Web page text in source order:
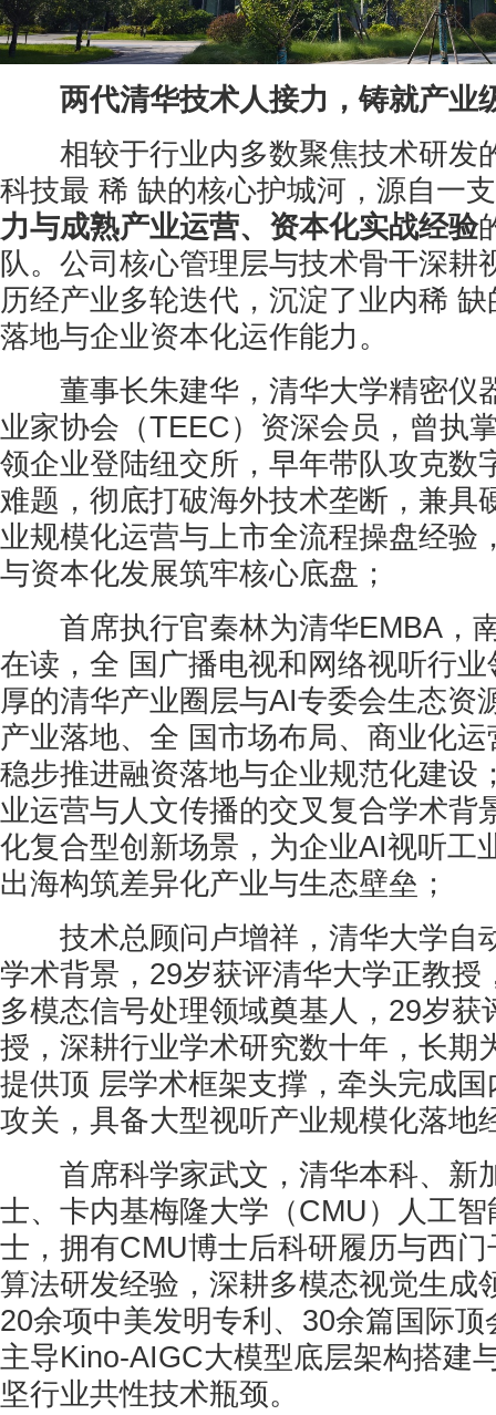
两代清华技术人接力，铸就产业
相较于行业内多数聚焦技术研发
科技最 稀 缺的核心护城河，源自一
力与成熟产业运营、资本化实战经验
队。公司核心管理层与技术骨干深耕
历经产业多轮迭代，沉淀了业内稀
落地与企业资本化运作能力。
董事长朱建华，清华大学精密仪
业家协会（TEEC）资深会员，曾执
领企业登陆纽交所，早年带队攻克数
难题，彻底打破海外技术垄断，兼具
业规模化运营与上市全流程操盘经验
与资本化发展筑牢核心底盘；
首席执行官秦林为清华EMBA，
在读，全 国广播电视和网络视听行
厚的清华产业圈层与AI专委会生态资
产业落地、全 国市场布局、商业化
稳步推进融资落地与企业规范化建设
业运营与人文传播的交叉复合学术背
化复合型创新场景，为企业AI视听工
出海构筑差异化产业与生态壁垒；
技术总顾问卢增祥，清华大学自
学术背景，29岁获评清华大学正教授
多模态信号处理领域奠基人，29岁获
授，深耕行业学术研究数十年，长期
提供顶 层学术框架支撑，牵头完成
攻关，具备大型视听产业规模化落地
首席科学家武文，清华本科、新
士、卡内基梅隆大学（CMU）人工
士，拥有CMU博士后科研履历与西
算法研发经验，深耕多模态视觉生成
20余项中美发明专利、30余篇国际
主导Kino-AIGC大模型底层架构搭建
坚行业共性技术瓶颈。